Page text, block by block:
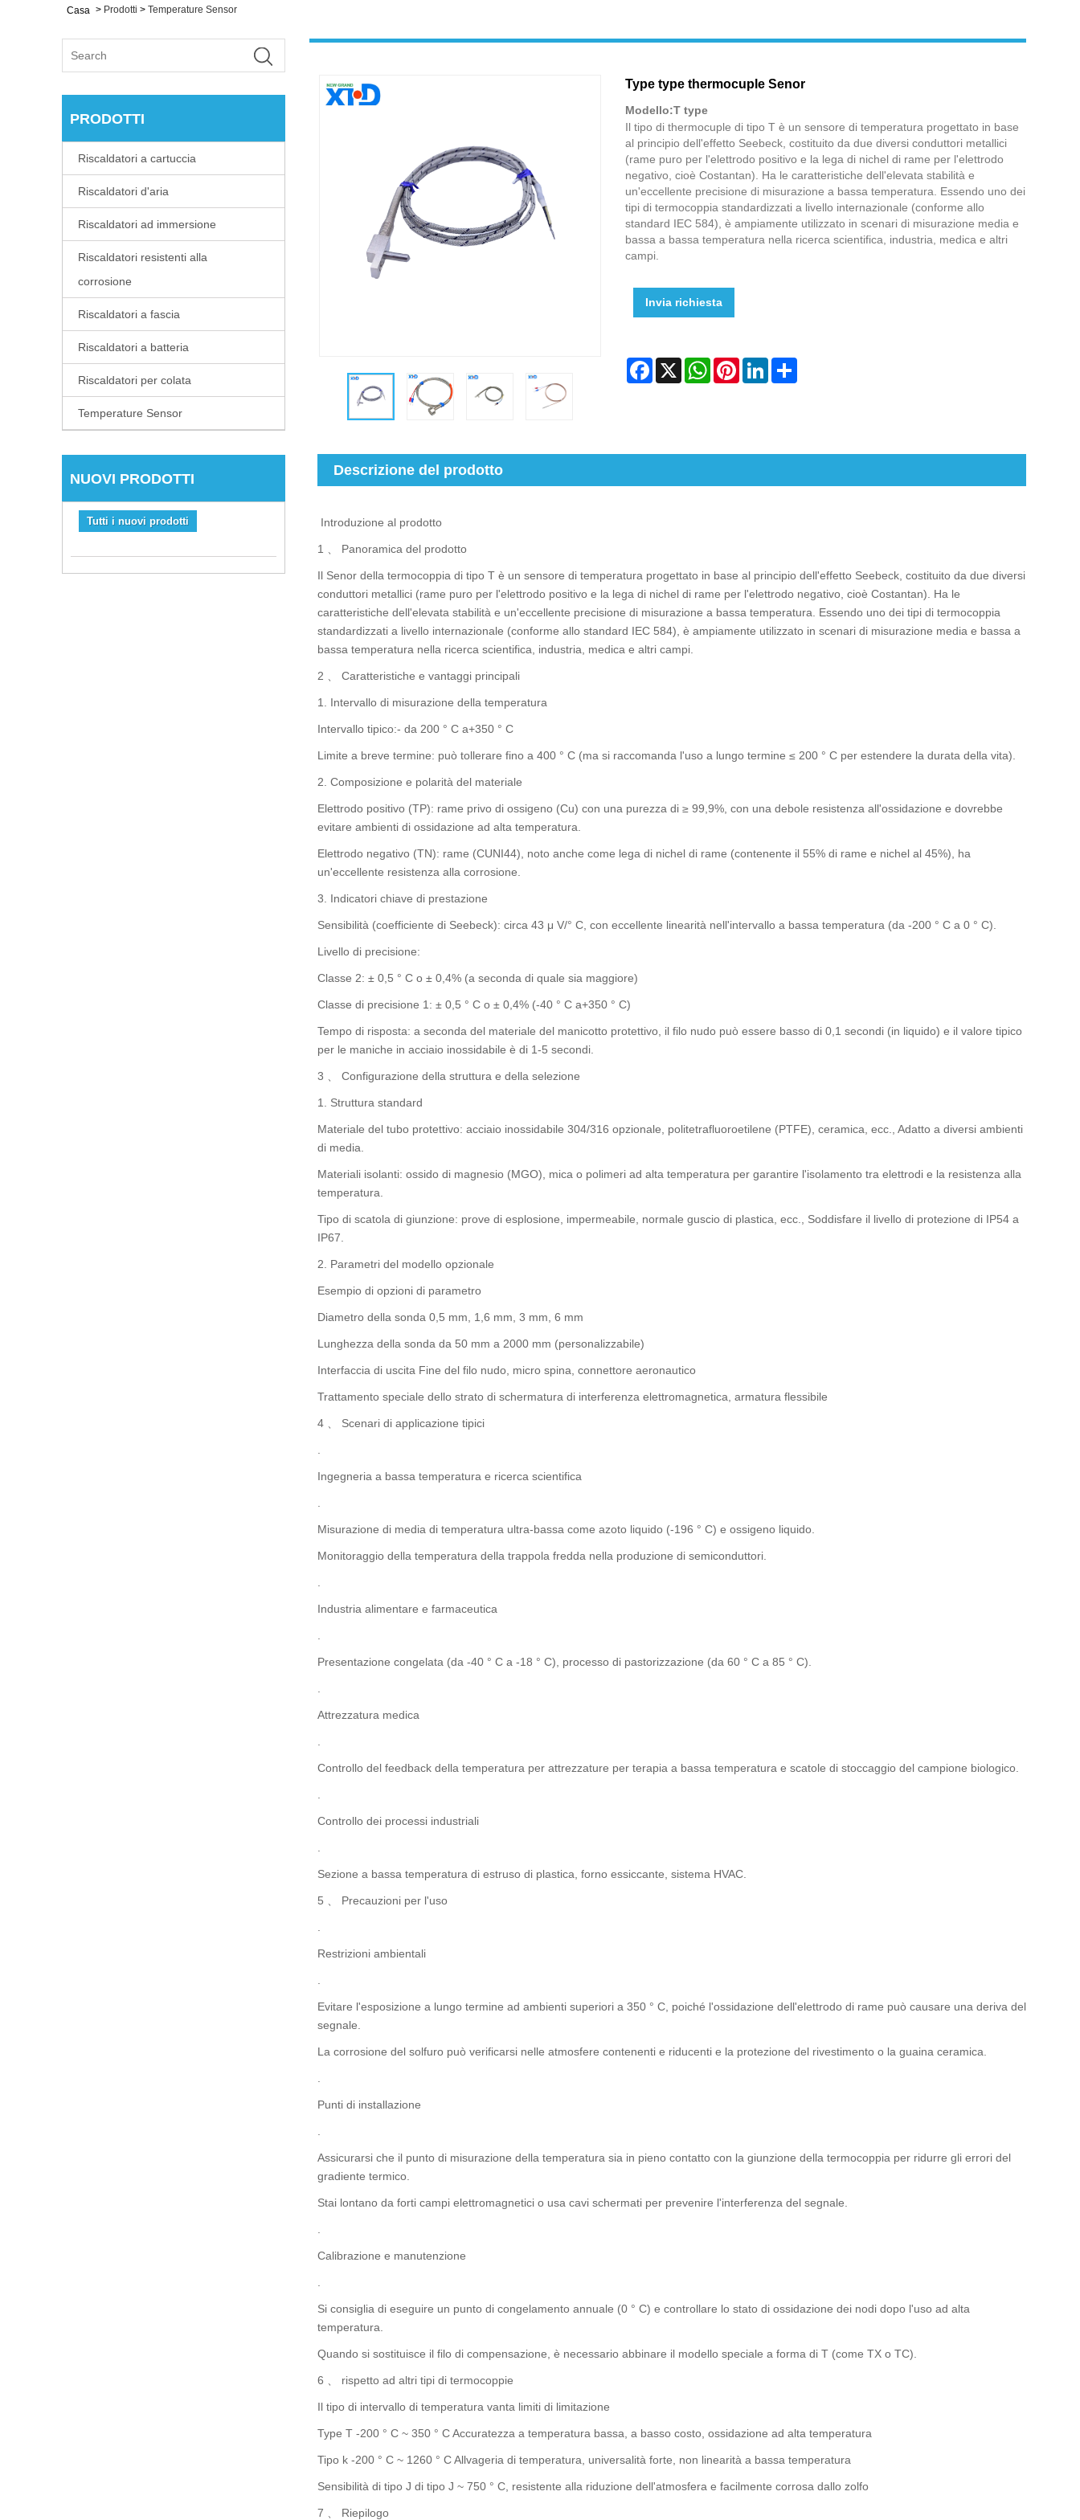
Casa > Prodotti > Temperature Sensor
PRODOTTI
Riscaldatori a cartuccia
Riscaldatori d'aria
Riscaldatori ad immersione
Riscaldatori resistenti alla
corrosione
Riscaldatori a fascia
Riscaldatori a batteria
Riscaldatori per colata
Temperature Sensor
NUOVI PRODOTTI
Tutti i nuovi prodotti
Type type thermocuple Senor
Modello:T type
Il tipo di thermocuple di tipo T è un sensore di temperatura progettato in base
al principio dell'effetto Seebeck, costituito da due diversi conduttori metallici
(rame puro per l'elettrodo positivo e la lega di nichel di rame per l'elettrodo
negativo, cioè Costantan). Ha le caratteristiche dell'elevata stabilità e
un'eccellente precisione di misurazione a bassa temperatura. Essendo uno dei
tipi di termocoppia standardizzati a livello internazionale (conforme allo
standard IEC 584), è ampiamente utilizzato in scenari di misurazione media e
bassa a bassa temperatura nella ricerca scientifica, industria, medica e altri
campi.
Invia richiesta
Facebook
X WhatsAppPinterestLinkedIn
Descrizione del prodotto
Introduzione al prodotto
1 、 Panoramica del prodotto
Il Senor della termocoppia di tipo T è un sensore di temperatura progettato in base al principio dell'effetto Seebeck, costituito da due diversi
conduttori metallici (rame puro per l'elettrodo positivo e la lega di nichel di rame per l'elettrodo negativo, cioè Costantan). Ha le
caratteristiche dell'elevata stabilità e un'eccellente precisione di misurazione a bassa temperatura. Essendo uno dei tipi di termocoppia
standardizzati a livello internazionale (conforme allo standard IEC 584), è ampiamente utilizzato in scenari di misurazione media e bassa a
bassa temperatura nella ricerca scientifica, industria, medica e altri campi.
2 、 Caratteristiche e vantaggi principali
1. Intervallo di misurazione della temperatura
Intervallo tipico:- da 200 ° C a+350 ° C
Limite a breve termine: può tollerare fino a 400 ° C (ma si raccomanda l'uso a lungo termine ≤ 200 ° C per estendere la durata della vita).
2. Composizione e polarità del materiale
Elettrodo positivo (TP): rame privo di ossigeno (Cu) con una purezza di ≥ 99,9%, con una debole resistenza all'ossidazione e dovrebbe
evitare ambienti di ossidazione ad alta temperatura.
Elettrodo negativo (TN): rame (CUNI44), noto anche come lega di nichel di rame (contenente il 55% di rame e nichel al 45%), ha
un'eccellente resistenza alla corrosione.
3. Indicatori chiave di prestazione
Sensibilità (coefficiente di Seebeck): circa 43 μ V/° C, con eccellente linearità nell'intervallo a bassa temperatura (da -200 ° C a 0 ° C).
Livello di precisione:
Classe 2: ± 0,5 ° C o ± 0,4% (a seconda di quale sia maggiore)
Classe di precisione 1: ± 0,5 ° C o ± 0,4% (-40 ° C a+350 ° C)
Tempo di risposta: a seconda del materiale del manicotto protettivo, il filo nudo può essere basso di 0,1 secondi (in liquido) e il valore tipico
per le maniche in acciaio inossidabile è di 1-5 secondi.
3 、 Configurazione della struttura e della selezione
1. Struttura standard
Materiale del tubo protettivo: acciaio inossidabile 304/316 opzionale, politetrafluoroetilene (PTFE), ceramica, ecc., Adatto a diversi ambienti
di media.
Materiali isolanti: ossido di magnesio (MGO), mica o polimeri ad alta temperatura per garantire l'isolamento tra elettrodi e la resistenza alla
temperatura.
Tipo di scatola di giunzione: prove di esplosione, impermeabile, normale guscio di plastica, ecc., Soddisfare il livello di protezione di IP54 a
IP67.
2. Parametri del modello opzionale
Esempio di opzioni di parametro
Diametro della sonda 0,5 mm, 1,6 mm, 3 mm, 6 mm
Lunghezza della sonda da 50 mm a 2000 mm (personalizzabile)
Interfaccia di uscita Fine del filo nudo, micro spina, connettore aeronautico
Trattamento speciale dello strato di schermatura di interferenza elettromagnetica, armatura flessibile
4 、 Scenari di applicazione tipici
Ingegneria a bassa temperatura e ricerca scientifica
Misurazione di media di temperatura ultra-bassa come azoto liquido (-196 ° C) e ossigeno liquido.
Monitoraggio della temperatura della trappola fredda nella produzione di semiconduttori.
Industria alimentare e farmaceutica
Presentazione congelata (da -40 ° C a -18 ° C), processo di pastorizzazione (da 60 ° C a 85 ° C).
Attrezzatura medica
Controllo del feedback della temperatura per attrezzature per terapia a bassa temperatura e scatole di stoccaggio del campione biologico.
Controllo dei processi industriali
Sezione a bassa temperatura di estruso di plastica, forno essiccante, sistema HVAC.
5 、 Precauzioni per l'uso
Restrizioni ambientali
Evitare l'esposizione a lungo termine ad ambienti superiori a 350 ° C, poiché l'ossidazione dell'elettrodo di rame può causare una deriva del
segnale.
La corrosione del solfuro può verificarsi nelle atmosfere contenenti e riducenti e la protezione del rivestimento o la guaina ceramica.
Punti di installazione
Assicurarsi che il punto di misurazione della temperatura sia in pieno contatto con la giunzione della termocoppia per ridurre gli errori del
gradiente termico.
Stai lontano da forti campi elettromagnetici o usa cavi schermati per prevenire l'interferenza del segnale.
Calibrazione e manutenzione
Si consiglia di eseguire un punto di congelamento annuale (0 ° C) e controllare lo stato di ossidazione dei nodi dopo l'uso ad alta
temperatura.
Quando si sostituisce il filo di compensazione, è necessario abbinare il modello speciale a forma di T (come TX o TC).
6 、 rispetto ad altri tipi di termocoppie
Il tipo di intervallo di temperatura vanta limiti di limitazione
Type T -200 ° C ~ 350 ° C Accuratezza a temperatura bassa, a basso costo, ossidazione ad alta temperatura
Tipo k -200 ° C ~ 1260 ° C Allvageria di temperatura, universalità forte, non linearità a bassa temperatura
Sensibilità di tipo J di tipo J ~ 750 ° C, resistente alla riduzione dell'atmosfera e facilmente corrosa dallo zolfo
7 、 Riepilogo